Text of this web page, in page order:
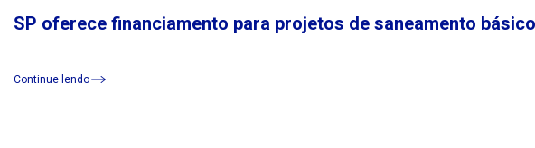
SP oferece financiamento para projetos de saneamento básico
Continue lendo